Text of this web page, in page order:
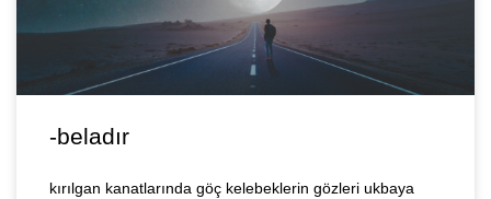
-beladır
kırılgan kanatlarında göç kelebeklerin gözleri ukbaya